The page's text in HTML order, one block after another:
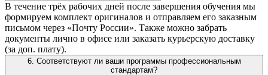
В течение трёх рабочих дней после завершения обучения мы
формируем комплект оригиналов и отправляем его заказным
письмом через «Почту России». Также можно забрать
документы лично в офисе или заказать курьерскую доставку
(за доп. плату).
6. Соответствуют ли ваши программы профессиональным
стандартам?